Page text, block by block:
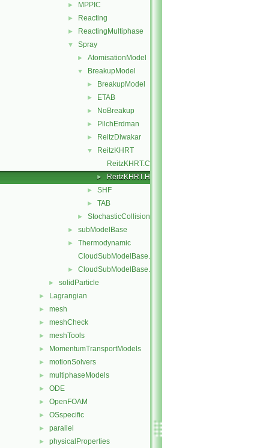
► MPPIC
► Reacting
► ReactingMultiphase
▼ Spray
► AtomisationModel
▼ BreakupModel
► BreakupModel
► ETAB
► NoBreakup
► PilchErdman
► ReitzDiwakar
▼
ReitzKHRT
ReitzKHRT.C
► ReitzKHRT.H
► SHF
► TAB
► StochasticCollision
► subModelBase
►
Thermodynamic
CloudSubModelBase.C
► CloudSubModelBase.H
► solidParticle
► Lagrangian
► mesh
► meshCheck
► meshTools
► MomentumTransportModels
► motionSolvers
► multiphaseModels
► ODE
► OpenFOAM
► OSspecific
► parallel
► physicalProperties